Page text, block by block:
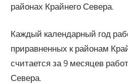
районах Крайнего Севера.
Каждый календарный год
приравненных к районам
считается за 9 ме­сяцев
Севера.